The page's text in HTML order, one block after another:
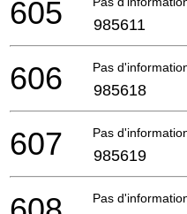
605 985611
Pas
606 985618
Pas
607 985619
Pas